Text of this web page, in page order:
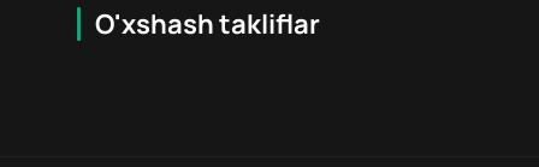
O'xshash takliflar